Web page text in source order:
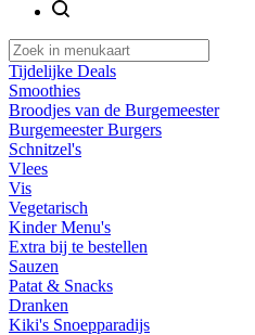
Tijdelijke Deals
Smoothies
Broodjes van de Burgemeester
Burgemeester Burgers
Schnitzel's
Vlees
Vis
Vegetarisch
Kinder Menu's
Extra bij te bestellen
Sauzen
Patat & Snacks
Dranken
Kiki's Snoepparadijs